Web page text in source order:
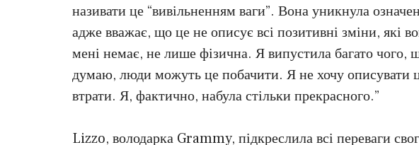
називати це “вивільненням ваги”. Вона уникнула
адже вважає, що це не описує всі позитивні зміни, які
мені немає, не лише фізична. Я випустила багато чого,
думаю, люди можуть це побачити. Я не хочу описувати
втрати. Я, фактично, набула стільки прекрасного.”
Lizzo, володарка Grammy, підкреслила всі переваги